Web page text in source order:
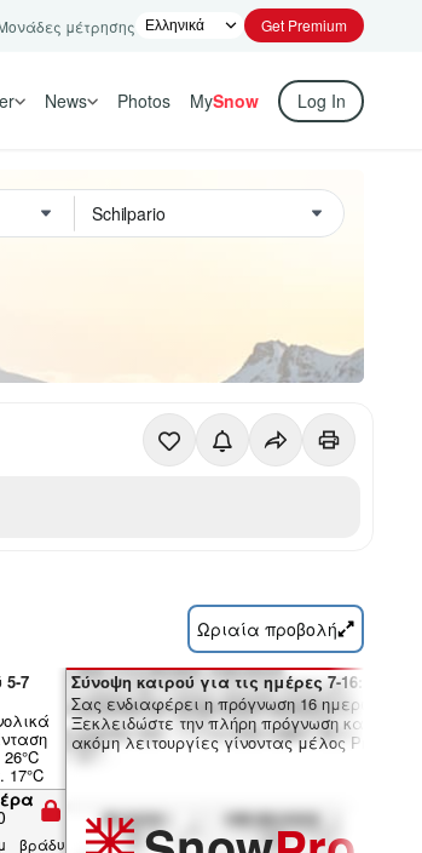
μέτρησης Get Premium
News Photos MySnow Log In
Ωριαία προβολή
5-7
βράδυ
Σύνοψη καιρού για τις ημέρες 7-16:
Σας ενδιαφέρει η πρόγνωση 16 ημερών;
Ξεκλειδώστε την πλήρη πρόγνωση και
ακόμη λειτουργίες γίνοντας μέλος Pro.